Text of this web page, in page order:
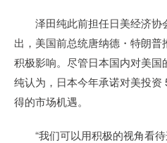
泽田纯此前担任日美经济协
出，美国前总统唐纳德・特朗
积极影响。尽管日本国内对美
纯认为，日本今年承诺对美投
得的市场机遇。
“我们可以用积极的视角看待